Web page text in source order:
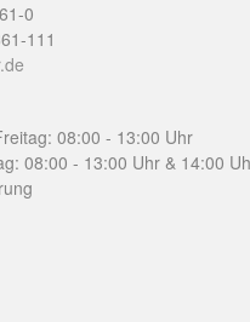
0
111
08:00 - 13:00 Uhr
08:00 - 13:00 Uhr & 14:00